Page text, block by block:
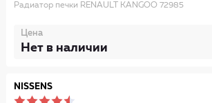
Радиатор печки RENAULT KANGOO 72985
Цена
Нет в наличии
NISSENS